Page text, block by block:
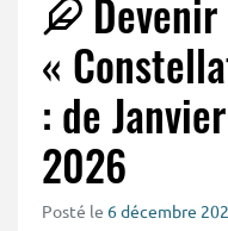
«
: de
2026
Posté le 6 décembre